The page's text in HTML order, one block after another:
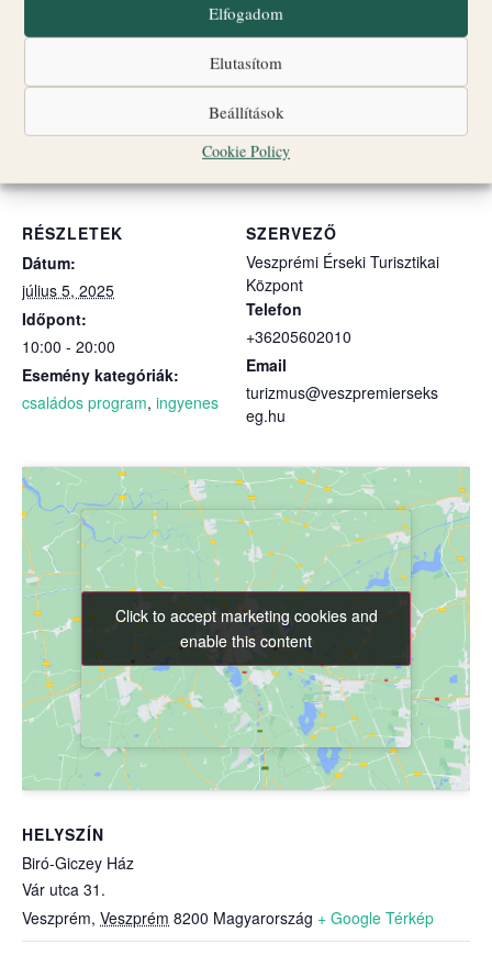
Elfogadom
Elutasítom
Beállítások
Cookie Policy
Szeretettel várunk mindenkit!
Hozzáadom a naptáramhoz
RÉSZLETEK
Dátum:
július 5, 2025
Időpont:
10:00 - 20:00
Esemény kategóriák:
családos program, ingyenes
SZERVEZŐ
Veszprémi Érseki Turisztikai
Központ
Telefon
+36205602010
Email
turizmus@veszpremierseks
eg.hu
HELYSZÍN
Biró-Giczey Ház
Vár utca 31.
Veszprém, Veszprém 8200 Magyarország + Google Térkép
Click to accept marketing cookies and
enable this content
Click to accept marketing cookies and
enable this content